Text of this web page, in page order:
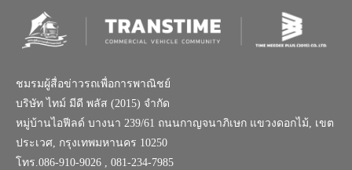
ชมรมผู้สื่อข่าวรถเพื่อการพาณิชย์
บริษัท ไทม์ มีดี พลัส (2015) จำกัด
หมู่บ้านไอฟีลด์ บางนา 239/61 ถนนกาญจนาภิเษก แขวงดอกไม้, เขต
ประเวศ, กรุงเทพมหานคร 10250
โทร.086-910-9026 , 081-234-7985